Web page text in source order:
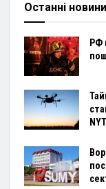
Останні новини
РФ
NYT